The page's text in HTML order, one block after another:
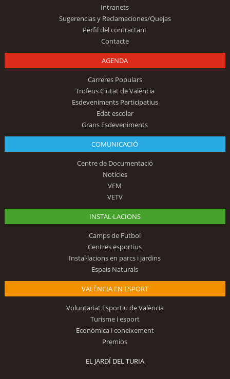
Intranets
Sugerencias y Reclamaciones/Quejas
Perfil del contractant
Contacte
AGENDA
Carreres Populars
Trofeus Ciutat de València
Esdeveniments Participatius
Edat escolar
Grans Esdeveniments
COMUNICACIÓ
Centre de Documentació
Notícies
VEM
VETV
INSTAL·LACIONS
Camps de Futbol
Centres esportius
Instal·lacions en parcs i jardins
Espais Naturals
VALÈNCIA EN ESPORT
Voluntariat Esportiu de València
Turisme i esport
Econòmica i coneixement
Premios
EL JARDÍ DEL TURIA